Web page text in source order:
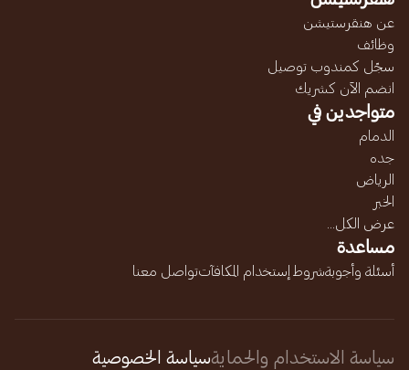
عن هنقرستيشن
وظائف
سجّل كمندوب توصيل
انضم الآن كشريك
متواجدين في
الدمام
جده
الرياض
الخبر
عرض الكل...
مساعدة
أسئلة وأجوبةشروط إستخدام المكافآتتواصل معنا
سياسة الاستخدام والحمايةسياسة الخصوصية